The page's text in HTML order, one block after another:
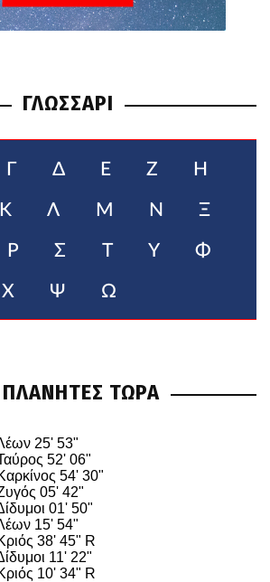
ΓΛΩΣΣΑΡΙ
Γ Δ Ε Ζ Η
Κ Λ Μ Ν Ξ
Ρ Σ Τ Υ Φ
Χ Ψ Ω
ΠΛΑΝΗΤΕΣ ΤΩΡΑ